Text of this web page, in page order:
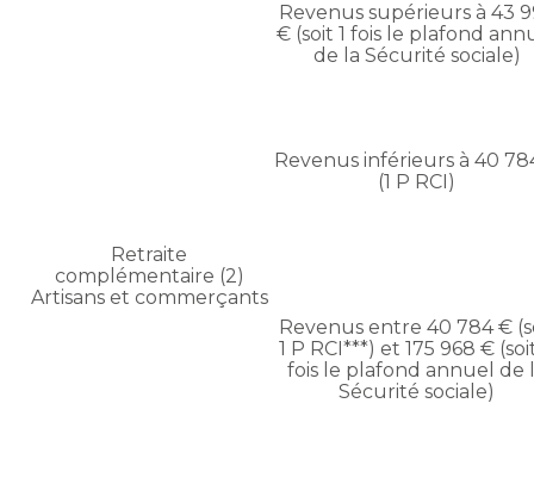
Revenus supérieurs à 43
€ (soit 1 fois le plafond
de la Sécurité sociale)
Retraite
complémentaire (2)
Artisans et commerçants
Revenus inférieurs à 40
(1 P RCI)
Revenus entre 40 784 €
1 P RCI***) et 175 968 €
fois le plafond annuel de
Sécurité sociale)